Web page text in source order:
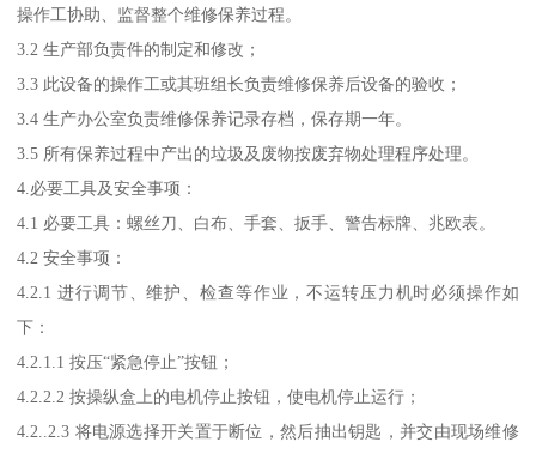
操作工协助、监督整个维修保养过程。
3.2 生产部负责件的制定和修改；
3.3 此设备的操作工或其班组长负责维修保养后设备的验收；
3.4 生产办公室负责维修保养记录存档，保存期一年。
3.5 所有保养过程中产出的垃圾及废物按废弃物处理程序处理。
4.必要工具及安全事项：
4.1 必要工具：螺丝刀、白布、手套、扳手、警告标牌、兆欧表。
4.2 安全事项：
4.2.1 进行调节、维护、检查等作业，不运转压力机时必须操作如
下：
4.2.1.1 按压“紧急停止”按钮；
4.2.2.2 按操纵盒上的电机停止按钮，使电机停止运行；
4.2..2.3 将电源选择开关置于断位，然后抽出钥匙，并交由现场维修